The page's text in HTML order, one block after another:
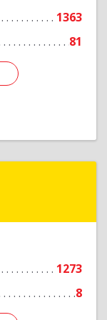
1363
81
Подробнее
1273
8
Подробнее